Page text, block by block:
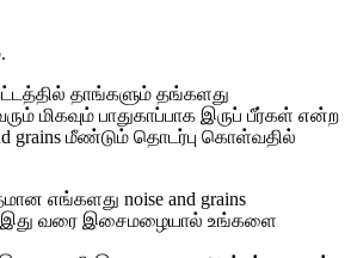
தாங்களும் தங்களது
மிகவும் பாதுகாப்பாக இருப் பீர்கள் என்ற
grains மீண்டும் தொடர்பு கொள்வதில்
எங்களது noise and grains
இது வரை இசைமழையால் உங்களை